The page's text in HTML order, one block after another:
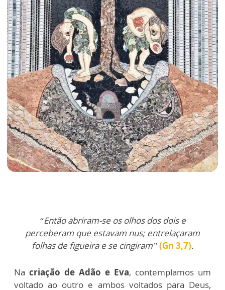
“Então abriram-se os olhos dos dois e
perceberam que estavam nus; entrelaçaram
folhas de figueira e se cingiram”(Gn 3,7).
Na criação de Adão e Eva, contemplamos um
voltado ao outro e ambos voltados para Deus,